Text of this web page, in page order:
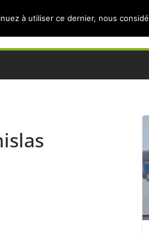
à utiliser ce dernier, nous